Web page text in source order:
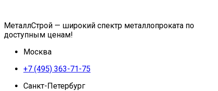
МеталлСтрой — широкий спектр металлопроката по
доступным ценам!
Москва
+7 (495) 363-71-75
Санкт-Петербург